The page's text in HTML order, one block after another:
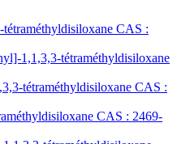
CAS :
1,1,3,3-tétraméthyldisiloxane
tétraméthyldisiloxane CAS :
CAS : 2469-